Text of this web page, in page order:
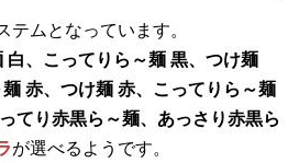
ムとなっています。
、こってりら～麺 黒、つけ麺
赤、つけ麺 赤、こってりら～麺
てり赤黒ら～麺、あっさり赤黒ら
が選べるようです。